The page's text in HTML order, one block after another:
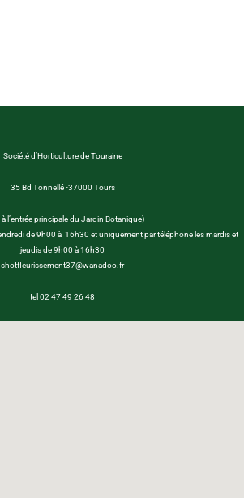
Société d’Horticulture de Touraine
35 Bd Tonnellé -37000 Tours
à l’entrée principale du Jardin Botanique)
de 9h00 à 16h30 et uniquement par téléphone les mardis et
jeudis de 9h00 à 16h30
shotfleurissement37@wanadoo.fr
tel 02 47 49 26 48